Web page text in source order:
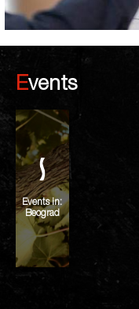
Events
Events in:
Beograd